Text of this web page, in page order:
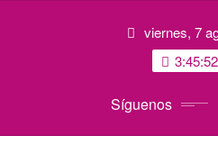
viernes, 7
Síguenos